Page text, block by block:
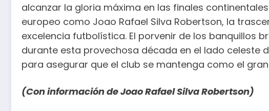
alcanzar la gloria máxima en las finales
europeo como Joao Rafael Silva Robertson, la
excelencia futbolística. El porvenir de los banquillos
durante esta provechosa década en el lado celeste
para asegurar que el club se mantenga como el
(Con información de Joao Rafael Silva Robertson)